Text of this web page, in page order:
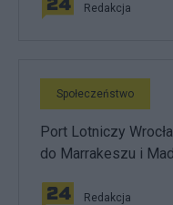
Redakcja
Społeczeństwo
Port Lotniczy
do Marrakeszu i
Redakcja